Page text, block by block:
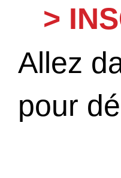
>
Allez
pour